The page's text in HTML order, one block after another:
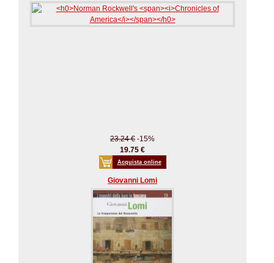
23.24 € -15%
19.75 €
Acquista online
Giovanni Lomi